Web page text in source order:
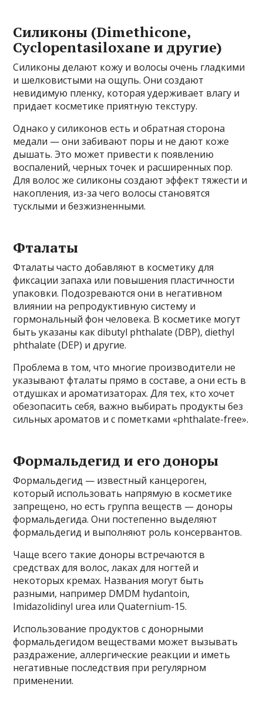
Силиконы (Dimethicone,
Cyclopentasiloxane и другие)
Силиконы делают кожу и волосы очень гладкими
и шелковистыми на ощупь. Они создают
невидимую пленку, которая удерживает влагу и
придает косметике приятную текстуру.
Однако у силиконов есть и обратная сторона
медали — они забивают поры и не дают коже
дышать. Это может привести к появлению
воспалений, черных точек и расширенных пор.
Для волос же силиконы создают эффект тяжести и
накопления, из-за чего волосы становятся
тусклыми и безжизненными.
Фталаты
Фталаты часто добавляют в косметику для
фиксации запаха или повышения пластичности
упаковки. Подозреваются они в негативном
влиянии на репродуктивную систему и
гормональный фон человека. В косметике могут
быть указаны как dibutyl phthalate (DBP), diethyl
phthalate (DEP) и другие.
Проблема в том, что многие производители не
указывают фталаты прямо в составе, а они есть в
отдушках и ароматизаторах. Для тех, кто хочет
обезопасить себя, важно выбирать продукты без
сильных ароматов и с пометками «phthalate-free».
Формальдегид и его доноры
Формальдегид — известный канцероген,
который использовать напрямую в косметике
запрещено, но есть группа веществ — доноры
формальдегида. Они постепенно выделяют
формальдегид и выполняют роль консервантов.
Чаще всего такие доноры встречаются в
средствах для волос, лаках для ногтей и
некоторых кремах. Названия могут быть
разными, например DMDM hydantoin,
Imidazolidinyl urea или Quaternium-15.
Использование продуктов с донорными
формальдегидом веществами может вызывать
раздражение, аллергические реакции и иметь
негативные последствия при регулярном
применении.